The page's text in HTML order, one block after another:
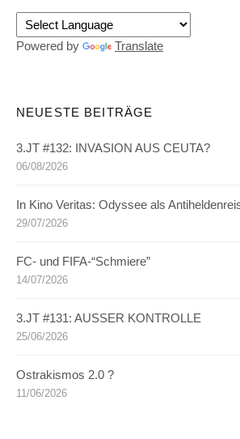
Powered by Translate
NEUESTE BEITRÄGE
3.JT #132: INVASION AUS CEUTA?
06/08/2026
In Kino Veritas: Odyssee als
29/07/2026
FC- und FIFA-“Schmiere”
14/07/2026
3.JT #131: AUSSER KONTROLLE
25/06/2026
Ostrakismos 2.0 ?
11/06/2026